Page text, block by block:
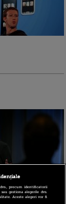
precum identificatorii
gestiona alegerile dvs.
Aceste alegeri vor fi